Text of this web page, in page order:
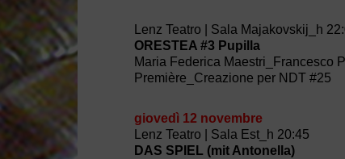
Lenz Teatro | Sala Majakovskij_h
ORESTEA #3 Pupilla
Maria Federica Maestri_Francesco
Première_Creazione per NDT #25
giovedì 12 novembre
Lenz Teatro | Sala Est_h 20:45
DAS SPIEL (mit Antonella)